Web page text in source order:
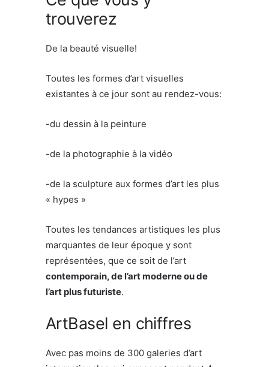
trouverez
De la beauté visuelle!
Toutes les formes d’art visuelles
existantes à ce jour sont au rendez-vous:
-du dessin à la peinture
-de la photographie à la vidéo
-de la sculpture aux formes d’art les plus
« hypes »
Toutes les tendances artistiques les plus
marquantes de leur époque y sont
représentées, que ce soit de l’art
contemporain, de l’art moderne ou de
l’art plus futuriste.
ArtBasel en chiffres
Avec pas moins de 300 galeries d’art